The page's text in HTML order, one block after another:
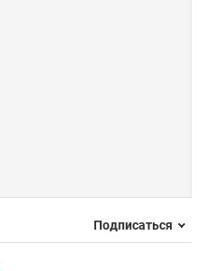
Подписаться